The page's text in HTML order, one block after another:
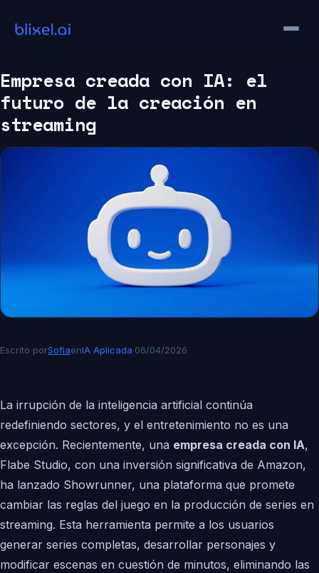
contenido
Empresa creada con IA: el
futuro de la creación en
streaming
Escrito porSofiaenIA Aplicada·06/04/2026
La irrupción de la inteligencia artificial continúa
redefiniendo sectores, y el entretenimiento no es una
excepción. Recientemente, una empresa creada con IA,
Flabe Studio, con una inversión significativa de Amazon,
ha lanzado Showrunner, una plataforma que promete
cambiar las reglas del juego en la producción de series en
streaming. Esta herramienta permite a los usuarios
generar series completas, desarrollar personajes y
modificar escenas en cuestión de minutos, eliminando las